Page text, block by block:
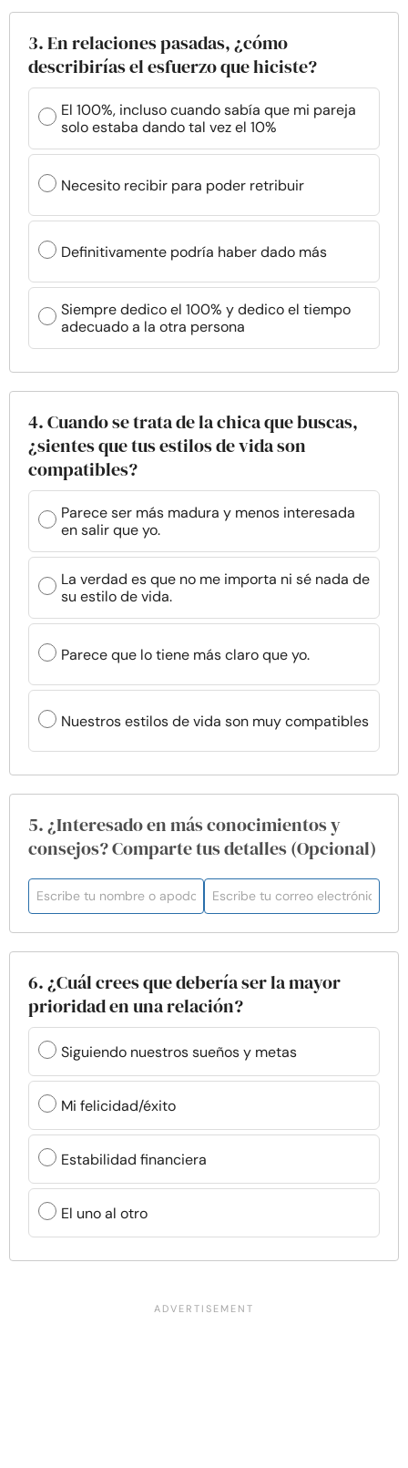
3. En relaciones pasadas, ¿cómo
describirías el esfuerzo que hiciste?
El 100%, incluso cuando sabía que mi pareja
solo estaba dando tal vez el 10%
Necesito recibir para poder retribuir
Definitivamente podría haber dado más
Siempre dedico el 100% y dedico el tiempo
adecuado a la otra persona
4. Cuando se trata de la chica que buscas,
¿sientes que tus estilos de vida son
compatibles?
Parece ser más madura y menos interesada
en salir que yo.
La verdad es que no me importa ni sé nada de
su estilo de vida.
Parece que lo tiene más claro que yo.
Nuestros estilos de vida son muy compatibles
5. ¿Interesado en más conocimientos y
consejos? Comparte tus detalles (Opcional)
6. ¿Cuál crees que debería ser la mayor
prioridad en una relación?
Siguiendo nuestros sueños y metas
Mi felicidad/éxito
Estabilidad financiera
El uno al otro